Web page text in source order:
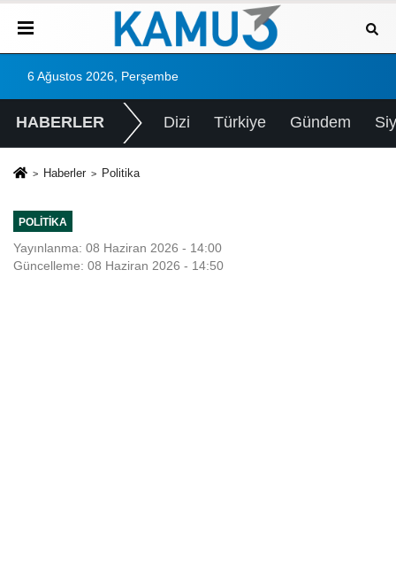
6 Ağustos 2026, Perşembe
HABERLER Dizi Türkiye Gündem
Haberler Politika
POLITIKA
Yayınlanma: 08 Haziran 2026 - 14:00
Güncelleme: 08 Haziran 2026 - 14:50